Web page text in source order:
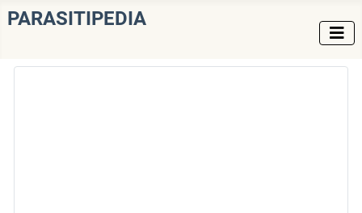
PARASITIPEDIA